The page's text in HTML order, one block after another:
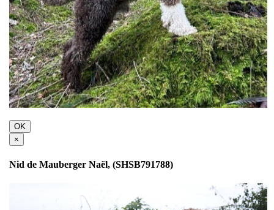
OK
×
Nid de Mauberger Naël, (SHSB791788)